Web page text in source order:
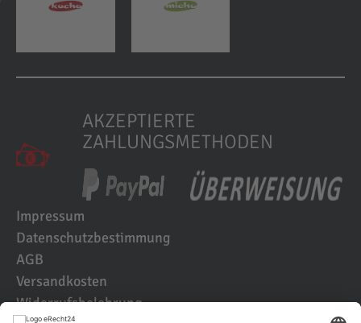
AKZEPTIERTE
ZAHLUNGSMETHODEN
Impressum
Datenschutzbestimmung
AGB
Versandkosten
Widerrufsbelehrung